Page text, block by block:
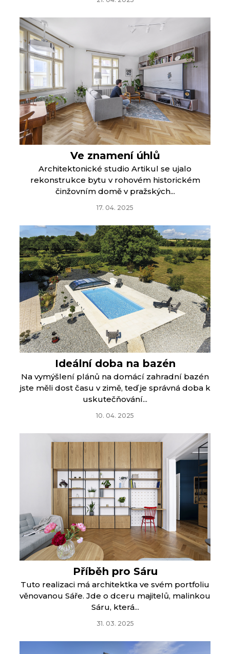
Ve znamení úhlů
Architektonické studio Artikul se ujalo
rekonstrukce bytu v rohovém historickém
činžovním domě v pražských...
17. 04. 2025
Ideální doba na bazén
Na vymýšlení plánů na domácí zahradní bazén
jste měli dost času v zimě, teď je správná doba k
uskutečňování...
10. 04. 2025
Příběh pro Sáru
Tuto realizaci má architektka ve svém portfoliu
věnovanou Sáře. Jde o dceru majitelů, malinkou
Sáru, která...
31. 03. 2025